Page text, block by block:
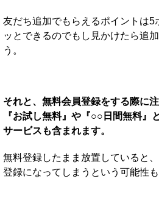
友だち追加でもらえるポイントは5
ッとできるのでもし見かけたら追
う。
それと、無料会員登録をする際に
『お試し無料』や『○○日間無料』
サービスも含まれます。
無料登録したまま放置していると
登録になってしまうという可能性も